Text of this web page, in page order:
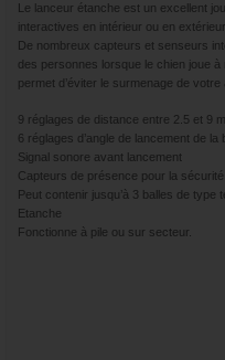
Le lanceur étanche est un excellent
interactives en intérieur ou en extérieur.
De nombreux capteurs et senseurs
des personnes lorsque le chien joue
permet d’éviter le surmenage de votre
9 réglages de distance entre 2.5 et 9
6 réglages d’angle de lancement de la
Signal sonore avant lancement
Capteurs de présence pour la sécurité
Peut contenir jusqu’à 3 balles de
Etanche
Fonctionne à pile ou sur secteur.